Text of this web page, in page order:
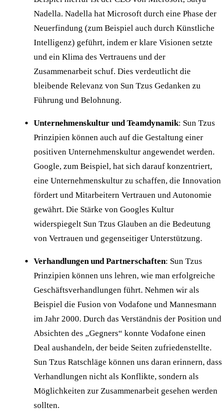
Nadella. Nadella hat Microsoft durch eine Phase der
Neuerfindung (zum Beispiel auch durch Künstliche
Intelligenz) geführt, indem er klare Visionen setzte
und ein Klima des Vertrauens und der
Zusammenarbeit schuf. Dies verdeutlicht die
bleibende Relevanz von Sun Tzus Gedanken zu
Führung und Belohnung.
Unternehmenskultur und Teamdynamik: Sun Tzus
Prinzipien können auch auf die Gestaltung einer
positiven Unternehmenskultur angewendet werden.
Google, zum Beispiel, hat sich darauf konzentriert,
eine Unternehmenskultur zu schaffen, die Innovation
fördert und Mitarbeitern Vertrauen und Autonomie
gewährt. Die Stärke von Googles Kultur
widerspiegelt Sun Tzus Glauben an die Bedeutung
von Vertrauen und gegenseitiger Unterstützung.
Verhandlungen und Partnerschaften: Sun Tzus
Prinzipien können uns lehren, wie man erfolgreiche
Geschäftsverhandlungen führt. Nehmen wir als
Beispiel die Fusion von Vodafone und Mannesmann
im Jahr 2000. Durch das Verständnis der Position und
Absichten des „Gegners“ konnte Vodafone einen
Deal aushandeln, der beide Seiten zufriedenstellte.
Sun Tzus Ratschläge können uns daran erinnern, dass
Verhandlungen nicht als Konflikte, sondern als
Möglichkeiten zur Zusammenarbeit gesehen werden
sollten.